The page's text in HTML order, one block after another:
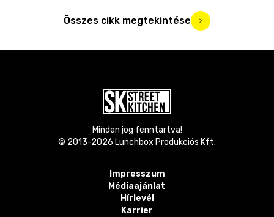
Összes cikk megtekintése
Minden jog fenntartva!
© 2013-2026 Lunchbox Produkciós Kft.
Impresszum
Médiaajánlat
Hírlevél
Karrier